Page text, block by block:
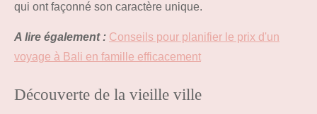
qui ont façonné son caractère unique.
A lire également : Conseils pour planifier le prix d'un
voyage à Bali en famille efficacement
Découverte de la vieille ville